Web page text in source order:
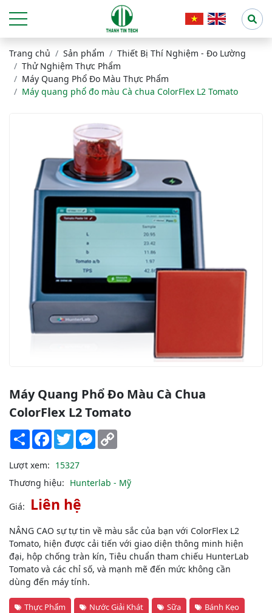
Trang chủ Sản phẩm
Thiết Bị Thí Nghiệm - Đo Lường
Thử Nghiệm Thực Phẩm
Máy Quang Phổ Đo Màu Thực Phẩm
Máy quang phổ đo màu Cà chua ColorFlex L2 Tomato
Máy Quang Phổ Đo Màu Cà Chua
ColorFlex L2 Tomato
Share Facebook
TwitterMessenger
Lượt xem: 15327
Thương hiệu: Hunterlab - Mỹ
Giá: Liên hệ
NÂNG CAO sự tự tin về màu sắc của bạn với ColorFlex L2
Tomato, hiện được cải tiến với giao diện thông minh hiện
đại, hộp chống tràn kín, Tiêu chuẩn tham chiếu HunterLab
Tomato và các chỉ số, và mạnh mẽ đến mức không cần
dùng đến máy tính.
Thực Phẩm Nước Giải Khát Sữa Bánh Kẹo